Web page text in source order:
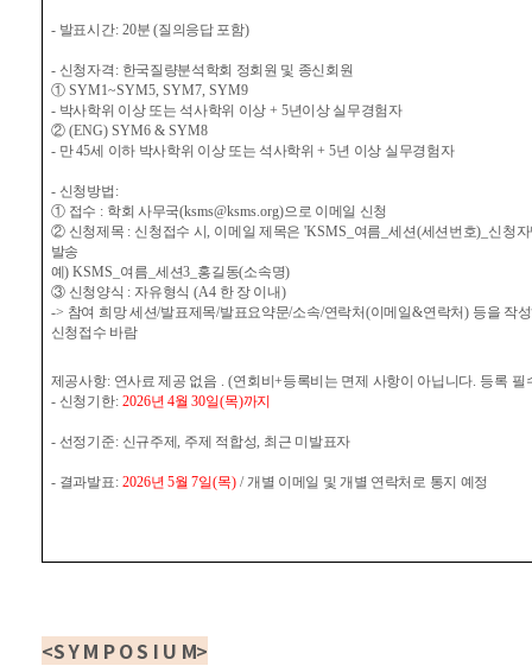
- 발표시간: 20분 (질의응답 포함)
- 신청자격 : 한국질량분석학회 정회원 및 종신회원
① SYM1~SYM5, SYM7, SYM9
- 박사학위 이상 또는 석사학위 이상 + 5년이상 실무경험자
② (ENG) SYM6 & SYM8
- 만45세 이하 박사학위 이상 또는 석사학위+ 5년 이상 실무경험자
- 신청방법 :
① 접수 : 학회 사무국(ksms@ksms.org)으로 이메일 신청
② 신청제목 : 신청접수 시, 이메일 제목은 'KSMS_ 여름 _세션(세션번호)_ 신청
발송
예) KSMS_ 여름 세션3_ 홍길동(소속명)
③ 신청양식 : 자유형식 (A4 한 장 이내)
-> 참여 희망 세션/발표제목/발표요약문/소속/연락처 (이메일&연락처 ) 등을 작
신청접수 바람
제공사항: 연사료 제공 없음 . (연회비+등록비는 면제 사항이 아닙니다. 등록 필
- 신청기한: 2026년 4월30일(목)까지
- 선정기준: 신규주제, 주제 적합성, 최근 미발표자
- 결과발표: 2026년 5월7일(목)/개별 이메일 및 개별 연락처로 통지 예정
<S Y M P O S I U M>